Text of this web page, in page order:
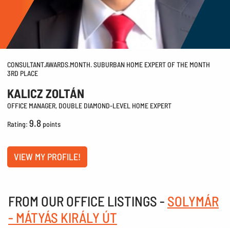
CONSULTANT.AWARDS.MONTH. SUBURBAN HOME EXPERT OF THE MONTH
3RD PLACE
KALICZ ZOLTÁN
OFFICE MANAGER, DOUBLE DIAMOND-LEVEL HOME EXPERT
Rating:9.8points
VIEW MY PROFILE!
FOR SALE PLOT